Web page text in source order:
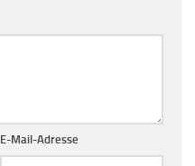
E-Mail-Adresse